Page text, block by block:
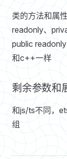
类的方法和属
readonly、
public
和c++一样
剩余参数和
和js/ts不同，
组